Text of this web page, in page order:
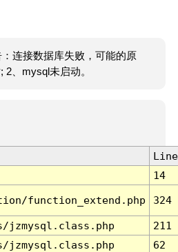
连接数据库失败，可能的原
2、mysql未启动。
Line
14
function_extend.php 324
jzmysql.class.php
211
jzmysql.class.php
62